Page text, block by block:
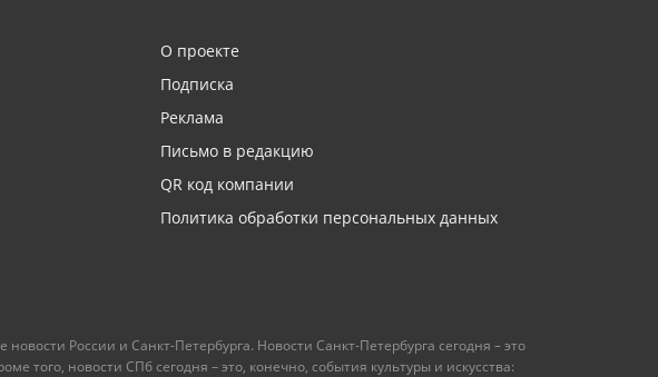
О проекте
Подписка
Реклама
Письмо в редакцию
QR код компании
Политика обработки персональных данных
России и Санкт-Петербурга. Новости Санкт-Петербурга сегодня – это
новости СПб сегодня – это, конечно, события культуры и искусства: